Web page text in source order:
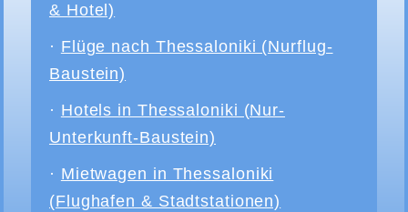
& Hotel)
· Flüge nach Thessaloniki (Nurflug-
Baustein)
· Hotels in Thessaloniki (Nur-
Unterkunft-Baustein)
· Mietwagen in Thessaloniki
(Flughafen & Stadtstationen)